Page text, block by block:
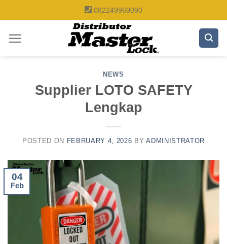
to
content
082249969090
NEWS
Supplier LOTO SAFETY
Lengkap
POSTED ON FEBRUARY 4, 2026 BYADMINISTRATOR
04
Feb